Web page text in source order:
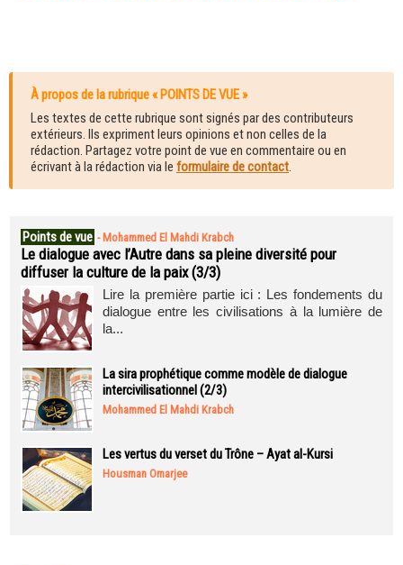
À propos de la rubrique « POINTS DE VUE »
Les textes de cette rubrique sont signés par des contributeurs
extérieurs. Ils expriment leurs opinions et non celles de la
rédaction. Partagez votre point de vue en commentaire ou en
écrivant à la rédaction via le formulaire de contact.
Points de vue - Mohammed El Mahdi Krabch
Le dialogue avec l’Autre dans sa pleine diversité pour
diffuser la culture de la paix (3/3)
Lire la première partie ici : Les fondements du
dialogue entre les civilisations à la lumière de
la...
La sira prophétique comme modèle de dialogue
intercivilisationnel (2/3)
Mohammed El Mahdi Krabch
Les vertus du verset du Trône – Ayat al-Kursi
Housman Omarjee